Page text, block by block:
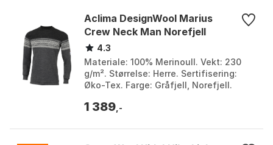
Aclima DesignWool Marius
Crew Neck Man Norefjell
4.3
Materiale: 100% Merinoull. Vekt: 230
g/m². Størrelse: Herre. Sertifisering:
Øko-Tex. Farge: Gråfjell, Norefjell.
1 389 ,-